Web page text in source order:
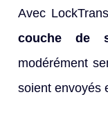
Avec
couche de
modérément
soient envoyés